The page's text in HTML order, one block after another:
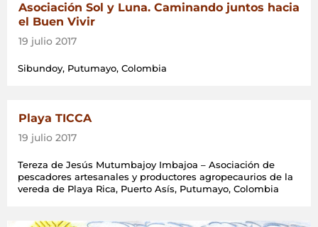
Asociación Sol y Luna. Caminando juntos hacia
el Buen Vivir
19 julio 2017
Sibundoy, Putumayo, Colombia
Playa TICCA
19 julio 2017
Tereza de Jesús Mutumbajoy Imbajoa – Asociación de
pescadores artesanales y productores agropecaurios de la
vereda de Playa Rica, Puerto Asís, Putumayo, Colombia